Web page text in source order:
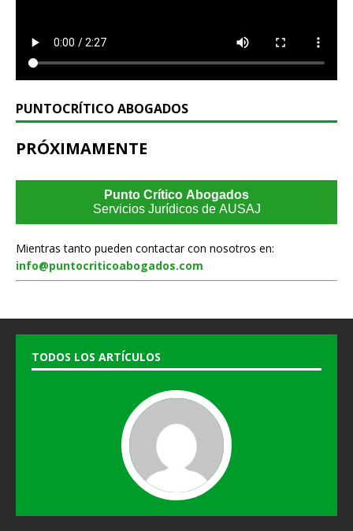
PUNTOCRÍTICO ABOGADOS
PRÓXIMAMENTE
Punto Crítico Abogados
Servicios Jurídicos de AUSAJ
Mientras tanto pueden contactar con nosotros en:
info@puntocriticoabogados.com
TODOS LOS ARTÍCULOS